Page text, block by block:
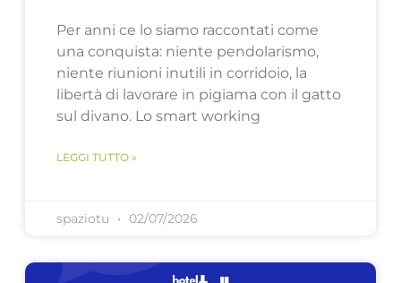
Per anni ce lo siamo raccontati come
una conquista: niente pendolarismo,
niente riunioni inutili in corridoio, la
libertà di lavorare in pigiama con il gatto
sul divano. Lo smart working
LEGGI TUTTO »
spaziotu 02/07/2026